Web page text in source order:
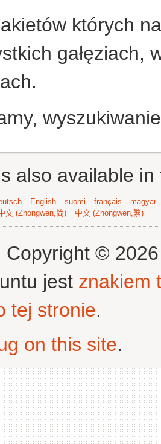
których
gałęziach,
also available
English suomi français
magyar
文 (Zhongwen,简) 中文 (Zhongwen,繁)
Copyright ©
jest znakiem
tej stronie.
on this site.